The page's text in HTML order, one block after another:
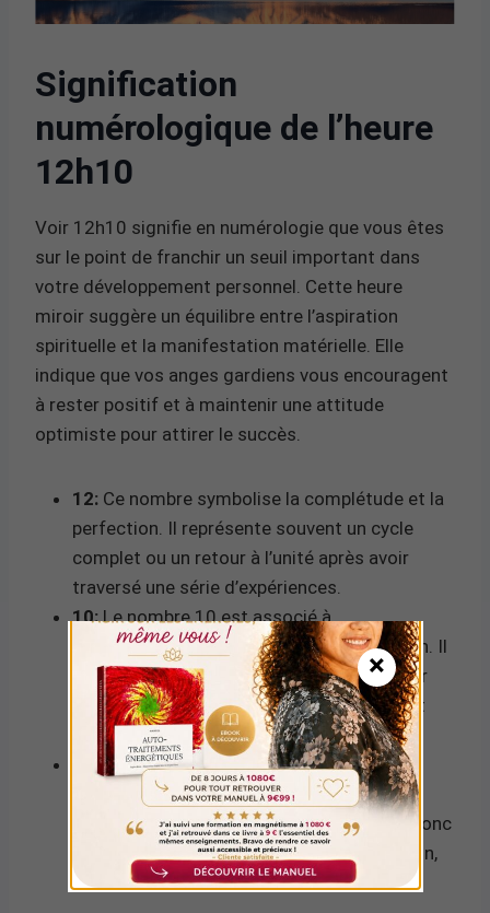
Signification
numérologique de l’heure
12h10
Voir 12h10 signifie en numérologie que vous êtes
sur le point de franchir un seuil important dans
votre développement personnel. Cette heure
miroir suggère un équilibre entre l’aspiration
spirituelle et la manifestation matérielle. Elle
indique que vos anges gardiens vous encouragent
à rester positif et à maintenir une attitude
optimiste pour attirer le succès.
12: Ce nombre symbolise la complétude et la
perfection. Il représente souvent un cycle
complet ou un retour à l’unité après avoir
traversé une série d’expériences.
10:Le nombre 10 est associé à
l’indépendance, à l’initiative et à la direction. Il
suggère que vous avez la capacité de créer
votre propre réalité grâce à vos pensées et
actions.
Somme (3):En additionnant 1+2+1+0, on
obtient 4, mais en numérologie, on réduit
souvent les nombres à un chiffre unique, donc
4 devient 3. Le chiffre 3 évoque l’expression,
la créativité et la communication.
×